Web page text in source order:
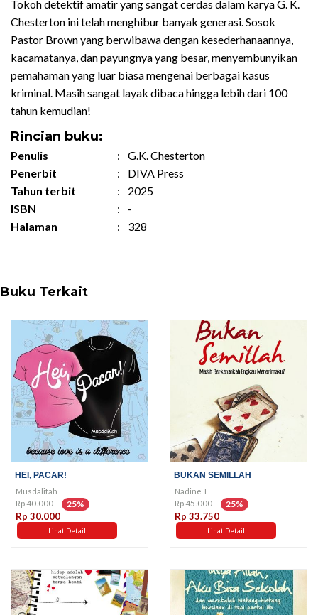
Tokoh detektif amatir yang sangat cerdas dalam karya G. K.
Chesterton ini telah menghibur banyak generasi. Sosok
Pastor Brown yang berwibawa dengan kesederhanaannya,
kacamatanya, dan payungnya yang besar, menyembunyikan
pemahaman yang luar biasa mengenai berbagai kasus
kriminal. Masih sangat layak dibaca hingga lebih dari 100
tahun kemudian!
Rincian buku:
Penulis :
G.K. Chesterton
Penerbit
:
DIVA Press
Tahun terbit
:
2025
ISBN
:
-
Halaman
: 328
Buku Terkait
HEI, PACAR!
Musdalifah
Rp 40.000 25%
Rp 30.000
Lihat Detail
BUKAN SEMILLAH
Nadine T
Rp 45.000 25%
Rp 33.750
Lihat Detail